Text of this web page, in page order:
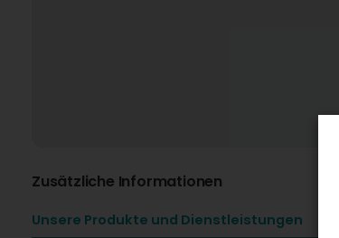
Zusätzliche Informationen
Unsere Produkte und Dienstleistungen